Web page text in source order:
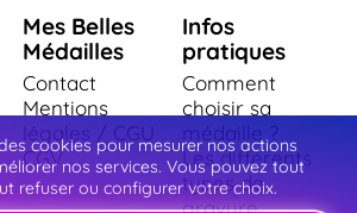
Mes Belles
Médailles
Contact
Mentions
légales / CGU
CGV
Infos
pratiques
Comment
choisir sa
médaille ?
Les différents
types de
gravure
cookies pour mesurer nos actions
nos services. Vous pouvez tout
refuser ou configurer votre choix.